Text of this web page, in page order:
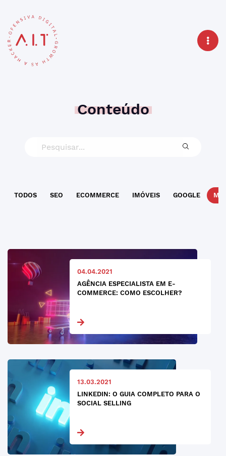
Conteúdo
TODOS SEO ECOMMERCE IMÓVEIS GOOGLE
04.04.2021
AGÊNCIA ESPECIALISTA EM E-
COMMERCE: COMO ESCOLHER?
13.03.2021
LINKEDIN: O GUIA COMPLETO PARA O
SOCIAL SELLING